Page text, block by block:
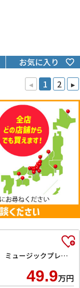
お気に入り
◂ 1 2 ▸
L ETC アイドリングストップ CVT CD ミュージックプレイヤー接続可 エアコン
49.9万円